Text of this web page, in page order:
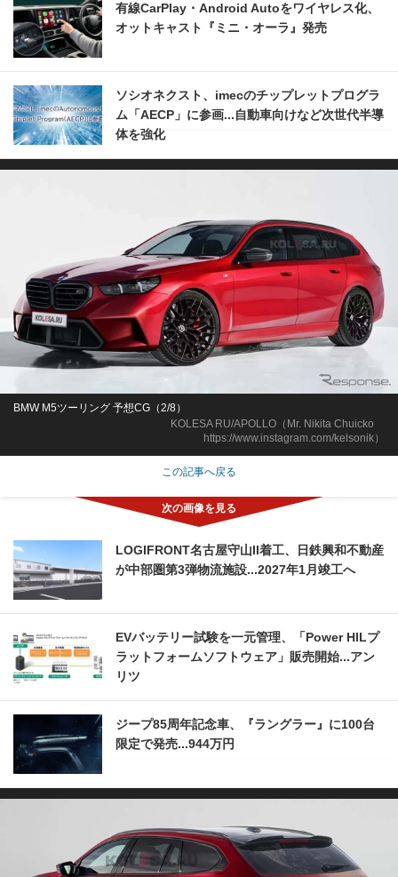
有線CarPlay・Android Autoをワイヤレス化、
オットキャスト『ミニ・オーラ』発売
ソシオネクスト、imecのチップレットプログラ
ム「AECP」に参画...自動車向けなど次世代半導
体を強化
KOLESA RU/APOLLO（Mr. Nikita Chuicko
https://www.instagram.com/kelsonik）
BMW M5ツーリング 予想CG（2/8）
この記事へ戻る
LOGIFRONT名古屋守山II着工、日鉄興和不動産
が中部圏第3弾物流施設...2027年1月竣工へ
EVバッテリー試験を一元管理、「Power HILプ
ラットフォームソフトウェア」販売開始...アン
リツ
ジープ85周年記念車、『ラングラー』に100台
限定で発売...944万円